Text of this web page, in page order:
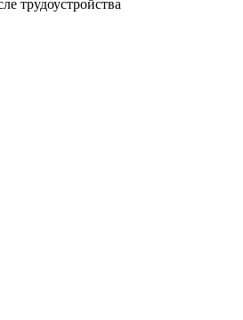
трудоустройства